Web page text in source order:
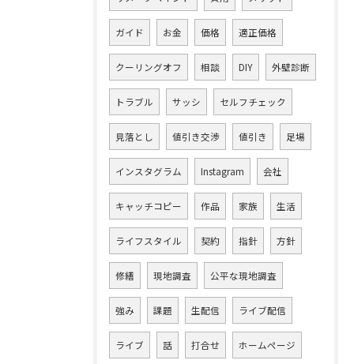
ガイド お金 価格 適正価格
クーリングオフ 相談 DIY 外壁診断
トラブル サッシ セルフチェック
見落とし 値引き交渉 値引き 足場
インスタグラム Instagram 会社
キャッチコピー 作品 家族 生活
ライフスタイル 契約 指針 方針
修繕 現地調査 公平な現地調査
強み 課題 生配信 ライブ配信
ライブ 話 打合せ ホームページ